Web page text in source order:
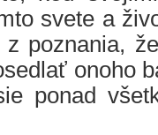
svete a
poznania,
onoho
ponad